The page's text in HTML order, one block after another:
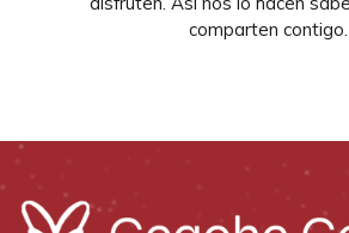
comparten contigo.